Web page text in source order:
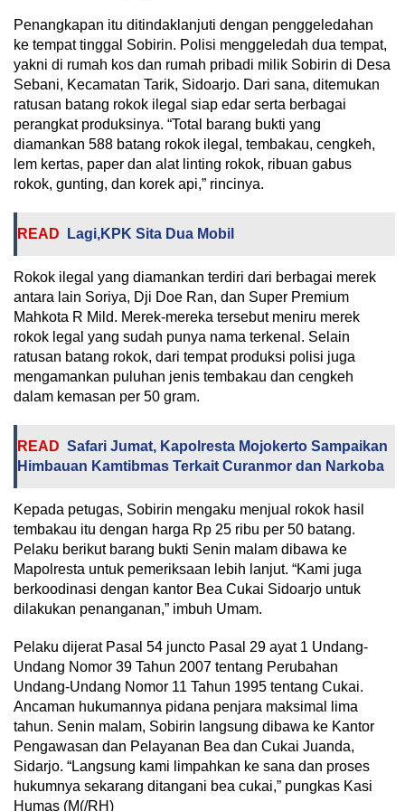
Penangkapan itu ditindaklanjuti dengan penggeledahan
ke tempat tinggal Sobirin. Polisi menggeledah dua tempat,
yakni di rumah kos dan rumah pribadi milik Sobirin di Desa
Sebani, Kecamatan Tarik, Sidoarjo. Dari sana, ditemukan
ratusan batang rokok ilegal siap edar serta berbagai
perangkat produksinya. “Total barang bukti yang
diamankan 588 batang rokok ilegal, tembakau, cengkeh,
lem kertas, paper dan alat linting rokok, ribuan gabus
rokok, gunting, dan korek api,” rincinya.
READ Lagi,KPK Sita Dua Mobil
Rokok ilegal yang diamankan terdiri dari berbagai merek
antara lain Soriya, Dji Doe Ran, dan Super Premium
Mahkota R Mild. Merek-mereka tersebut meniru merek
rokok legal yang sudah punya nama terkenal. Selain
ratusan batang rokok, dari tempat produksi polisi juga
mengamankan puluhan jenis tembakau dan cengkeh
dalam kemasan per 50 gram.
READ Safari Jumat, Kapolresta Mojokerto Sampaikan
Himbauan Kamtibmas Terkait Curanmor dan Narkoba
Kepada petugas, Sobirin mengaku menjual rokok hasil
tembakau itu dengan harga Rp 25 ribu per 50 batang.
Pelaku berikut barang bukti Senin malam dibawa ke
Mapolresta untuk pemeriksaan lebih lanjut. “Kami juga
berkoodinasi dengan kantor Bea Cukai Sidoarjo untuk
dilakukan penanganan,” imbuh Umam.
Pelaku dijerat Pasal 54 juncto Pasal 29 ayat 1 Undang-
Undang Nomor 39 Tahun 2007 tentang Perubahan
Undang-Undang Nomor 11 Tahun 1995 tentang Cukai.
Ancaman hukumannya pidana penjara maksimal lima
tahun. Senin malam, Sobirin langsung dibawa ke Kantor
Pengawasan dan Pelayanan Bea dan Cukai Juanda,
Sidarjo. “Langsung kami limpahkan ke sana dan proses
hukumnya sekarang ditangani bea cukai,” pungkas Kasi
Humas (M(/RH)